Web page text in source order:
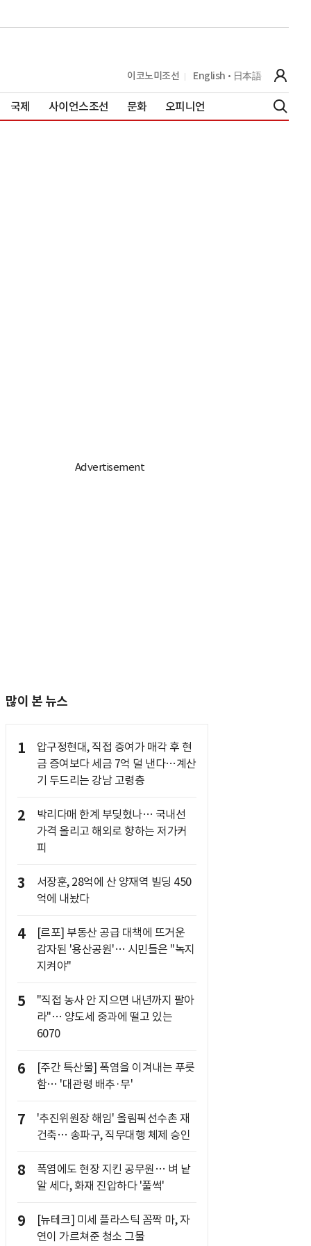
이코노미조선 English 日本語
국제 사이언스조선 문화 오피니언
많이 본 뉴스
1
압구정현대, 직접 증여가 매각 후 현
금 증여보다 세금 7억 덜 낸다…계산
기 두드리는 강남 고령층
2
박리다매 한계 부딪혔나… 국내선
가격 올리고 해외로 향하는 저가커
피
3
서장훈, 28억에 산 양재역 빌딩 450
억에 내놨다
4
[르포] 부동산 공급 대책에 뜨거운
감자된 '용산공원'… 시민들은 "녹지
지켜야"
5
"직접 농사 안 지으면 내년까지 팔아
라"… 양도세 중과에 떨고 있는
6070
6
[주간 특산물] 폭염을 이겨내는 푸릇
함… '대관령 배추·무'
7
'추진위원장 해임' 올림픽선수촌 재
건축… 송파구, 직무대행 체제 승인
8
폭염에도 현장 지킨 공무원… 벼 낱
알 세다, 화재 진압하다 '풀썩'
9
[뉴테크] 미세 플라스틱 꼼짝 마, 자
연이 가르쳐준 청소 그물